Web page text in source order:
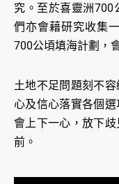
究。至於喜靈洲700
們亦會藉研究收集
700公頃填海計劃，
土地不足問題刻不
心及信心落實各個
會上下一心，放下
前。